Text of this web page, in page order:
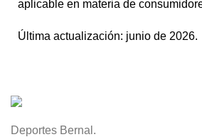
aplicable en materia de
Última actualización: junio de 2026.
Deportes Bernal.